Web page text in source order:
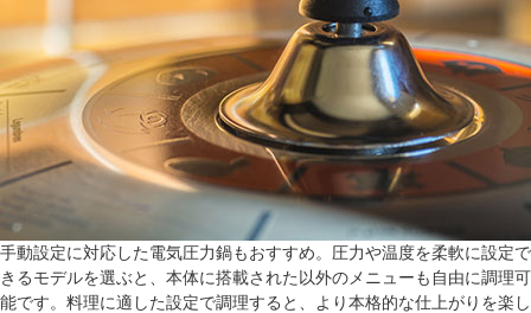
手動設定に対応した電気圧力鍋もおすすめ。圧力や温度を柔軟に設定で
きるモデルを選ぶと、本体に搭載された以外のメニューも自由に調理可
能です。料理に適した設定で調理すると、より本格的な仕上がりを楽し